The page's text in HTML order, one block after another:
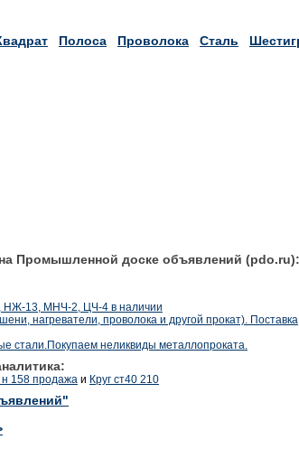
Полоса Проволока Сталь
Промышленной доске объявлений (pdo.ru):
НЖ-13, МНЧ-2, ЦЧ-4 в наличии
нагреватели, проволока и другой прокат). Поставка,
стали.Покупаем неликвиды металлопроката.
158 продажа и Круг ст40 210